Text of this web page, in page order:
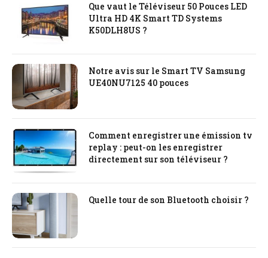
Que vaut le Téléviseur 50 Pouces LED
Ultra HD 4K Smart TD Systems
K50DLH8US ?
Notre avis sur le Smart TV Samsung
UE40NU7125 40 pouces
Comment enregistrer une émission tv
replay : peut-on les enregistrer
directement sur son téléviseur ?
Quelle tour de son Bluetooth choisir ?